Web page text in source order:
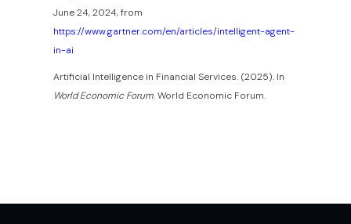
June 24, 2024, from
https://www.gartner.com/en/articles/intelligent-agent-
in-ai
Artificial Intelligence in Financial Services. (2025). In
World Economic Forum. World Economic Forum.